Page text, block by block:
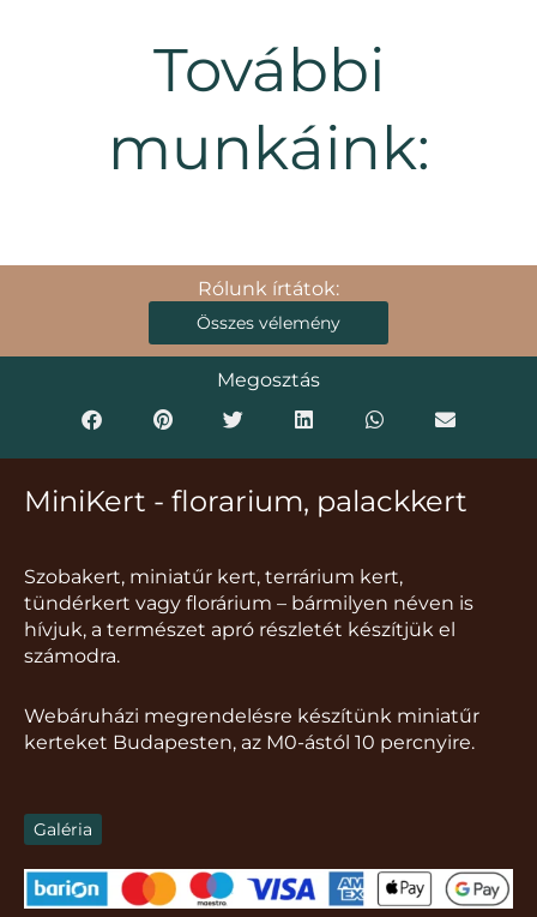
További
munkáink:
Rólunk írtátok:
Összes vélemény
Megosztás
MiniKert - florarium, palackkert
Szobakert, miniatűr kert, terrárium kert,
tündérkert vagy florárium – bármilyen néven is
hívjuk, a természet apró részletét készítjük el
számodra.
Webáruházi megrendelésre készítünk miniatűr
kerteket Budapesten, az M0-ástól 10 percnyire.
Galéria